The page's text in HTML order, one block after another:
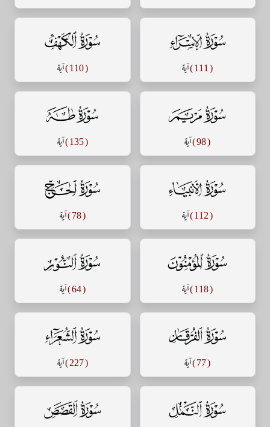
سورة الإسراء
( 111 ) آية
سورة الكهف
( 110 ) آية
سورة مريم
( 98 ) آية
سورة طه
( 135 ) آية
سورة الأنبياء
( 112 ) آية
سورة الحج
( 78 ) آية
سورة المؤمنون
( 118 ) آية
سورة النور
( 64 ) آية
سورة الفرقان
( 77 ) آية
سورة الشعراء
( 227 ) آية
سورة النمل سورة القصص